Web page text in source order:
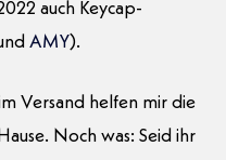
auch Keycap-
AMY).
Versand helfen mir die
Noch was: Seid ihr